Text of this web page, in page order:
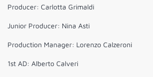
Producer: Carlotta Grimaldi
Junior Producer: Nina Asti
Production Manager: Lorenzo Calzeroni
1st AD: Alberto Calveri